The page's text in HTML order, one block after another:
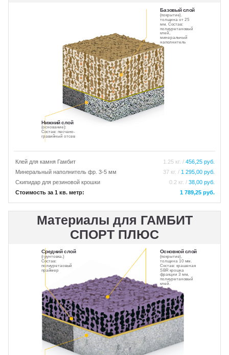
Нижний слой
(основание):
Состав: песчано-
гравийный отсев
Базовый слой
(покрытие).
толщина от 25
мм. Состав:
полиуретановый
клей,
минеральный
наполнитель
Клей для камня Гамбит 1.25 кг. / 456,25 руб.
Минеральный наполнитель фр. 3-5 мм
37 кг. / 1 295,00 руб.
Скипидар для резиновой крошки
0.2 кг. / 38,00 руб.
Стоимость за 1 кв. метр:
1 789,25 руб.
Материалы для ГАМБИТ
СПОРТ ПЛЮС
Средний слой
(грунтовка.)
Состав:
полиуретаовый
праймер
Основной слой
(покрытие),
толщина 10 мм.
Состав: крашеная
SBR крошка
фракции 3 мм,
полиуретановый
клей.